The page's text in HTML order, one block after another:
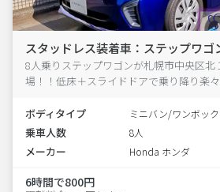
スタッドレス装着車：ステップワゴ
8人乗りステップワゴンが札幌市中央区北
場！！低床＋スライドドアで乗り降り楽
ボディタイプ ミニバン/ワンボック
乗車人数 8人
メーカー Honda ホンダ
6時間で800円